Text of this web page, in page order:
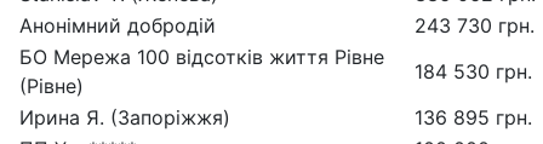
Анонімний добродій
243 730 грн.
БО Мережа 100 відсотків життя Рівне
(Рівне)
184 530 грн.
Ирина Я. (Запоріжжя)
136 895 грн.